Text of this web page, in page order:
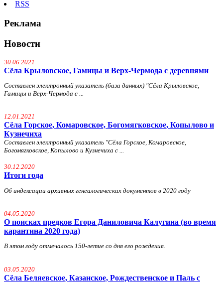
RSS
Реклама
Новости
30.06.2021
Сёла Крыловское, Гамицы и Верх-Чермода с деревнями
Составлен электронный указатель (база данных) "Сёла Крыловское,
Гамицы и Верх-Чермода с ...
12.01.2021
Сёла Горское, Комаровское, Богомягковское, Копылово и
Кузнечиха
Составлен электронный указатель "Сёла Горское, Комаровское,
Богомягковское, Копылово и Кузнечиха с ...
30.12.2020
Итоги года
Об индексации архивных генеалогических документов в 2020 году
04.05.2020
О поисках предков Егора Даниловича Калугина (во время
карантина 2020 года)
В этом году отмечалось 150-летие со дня его рождения.
03.05.2020
Сёла Беляевское, Казанское, Рождественское и Паль с